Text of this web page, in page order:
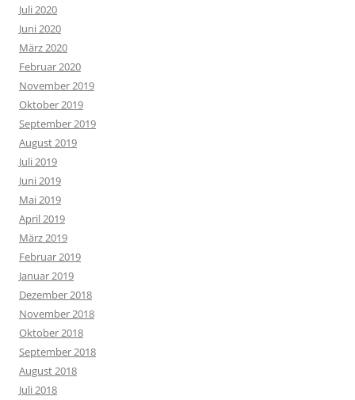
Juli 2020
Juni 2020
März 2020
Februar 2020
November 2019
Oktober 2019
September 2019
August 2019
Juli 2019
Juni 2019
Mai 2019
April 2019
März 2019
Februar 2019
Januar 2019
Dezember 2018
November 2018
Oktober 2018
September 2018
August 2018
Juli 2018